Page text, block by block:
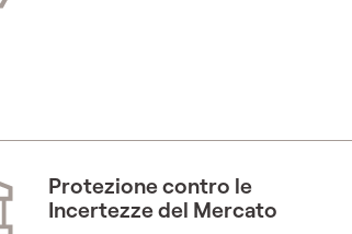
Protezione contro le
Incertezze del Mercato